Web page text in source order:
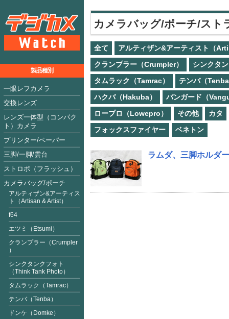
カメラバッグ/ポーチ/スト
全て
アルティザン&アーティスト（
クランプラー（Crumpler）
シンクタ
タムラック（Tamrac）
テンバ（
ハクバ（Hakuba）
バンガード（
ロープロ（Lowepro）
その他
カタ
フォックスファイヤー
ベネトン
ラムダ、三脚ホルダ
製品種別
一眼レフカメラ
交換レンズ
レンズ一体型（コンパク
ト）カメラ
プリンター/ペーパー
三脚/一脚/雲台
ストロボ（フラッシュ）
カメラバッグ/ポーチ
アルティザン&アーティス
ト（Artisan & Artist）
f64
エツミ（Etsumi）
クランプラー（Crumpler
）
シンクタンクフォト
（Think Tank Photo）
タムラック（Tamrac）
テンバ（Tenba）
ドンケ（Domke）